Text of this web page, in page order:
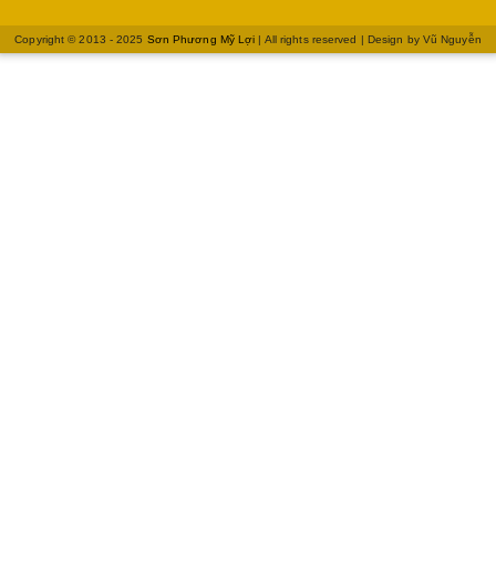
Copyright © 2013 - 2025 Sơn Phương Mỹ Lợi | All rights reserved | Design by Vũ Nguyễn